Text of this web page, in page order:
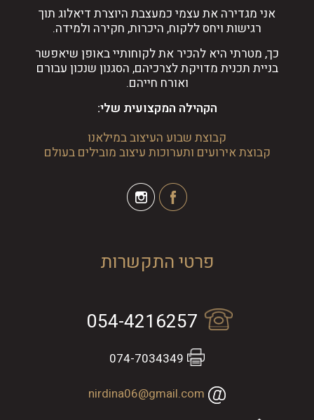
אני מגדירה את עצמי כמעצבת היוצרת דיאלוג תוך
רגישות ויחס ללקוח, היכרות, חקירה ולמידה.
כך, מטרתי היא להכיר את לקוחותיי באופן שיאפשר
בניית תכנית מדויקת לצרכיהם, הסגנון שנכון עבורם
ואורח חייהם.
הקהילה המקצועית שלי:
קבוצת שבוע העיצוב במילאנו
קבוצת אירועים ותערוכות עיצוב מובילים בעולם
פרטי התקשרות
054-4216257
074-7034349
nirdina06@gmail.com